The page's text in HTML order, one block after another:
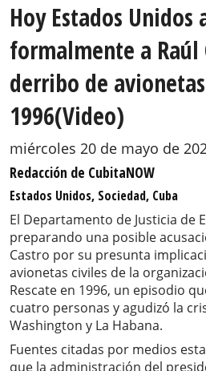
Hoy Estados Unidos
formalmente a Raúl
derribo de
1996(Video)
miércoles 20 de mayo de
Redacción de CubitaNOW
Estados Unidos, Sociedad, Cuba
El Departamento de Justicia de
preparando una posible
Castro por su presunta
avionetas civiles de la
Rescate en 1996, un episodio
cuatro personas y agudizó la
Washington y La Habana.
Fuentes citadas por medios
que la administración del